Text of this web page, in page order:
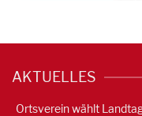
AKTUELLES
Ortsverein wählt